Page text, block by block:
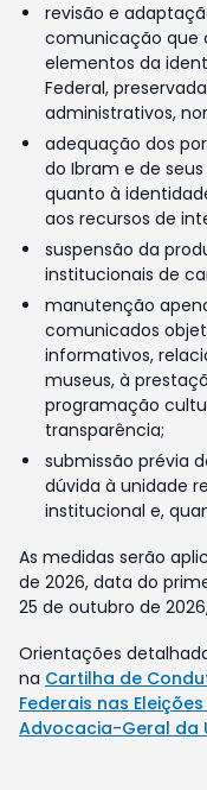
revisão e
comunicação que
elementos da
Federal,
administrativos,
adequação dos
do Ibram e de
quanto à
aos recursos de
suspensão da
institucionais de
manutenção
comunicados
informativos,
museus, à
programação
transparência;
submissão prévia
dúvida à unidade
institucional e,
As medidas serão
de 2026, data do
25 de outubro de
Orientações
na Cartilha de
Federais nas
Advocacia-Geral da